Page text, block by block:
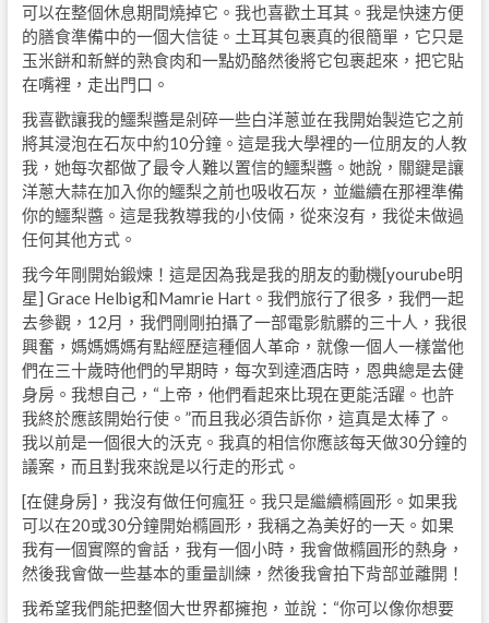
可以在整個休息期間燒掉它。我也喜歡土耳其。我是快速方便
的膳食準備中的一個大信徒。土耳其包裹真的很簡單，它只是
玉米餅和新鮮的熟食肉和一點奶酪然後將它包裹起來，把它貼
在嘴裡，走出門口。
我喜歡讓我的鱷梨醬是剁碎一些白洋蔥並在我開始製造它之前
將其浸泡在石灰中約10分鐘。這是我大學裡的一位朋友的人教
我，她每次都做了最令人難以置信的鱷梨醬。她說，關鍵是讓
洋蔥大蒜在加入你的鱷梨之前也吸收石灰，並繼續在那裡準備
你的鱷梨醬。這是我教導我的小伎倆，從來沒有，我從未做過
任何其他方式。
我今年剛開始鍛煉！這是因為我是我的朋友的動機[yourube明
星] Grace Helbig和Mamrie Hart。我們旅行了很多，我們一起
去參觀，12月，我們剛剛拍攝了一部電影骯髒的三十人，我很
興奮，媽媽媽媽有點經歷這種個人革命，就像一個人一樣當他
們在三十歲時他們的早期時，每次到達酒店時，恩典總是去健
身房。我想自己，“上帝，他們看起來比現在更能活躍。也許
我終於應該開始行使。”而且我必須告訴你，這真是太棒了。
我以前是一個很大的沃克。我真的相信你應該每天做30分鐘的
議案，而且對我來說是以行走的形式。
[在健身房]，我沒有做任何瘋狂。我只是繼續橢圓形。如果我
可以在20或30分鐘開始橢圓形，我稱之為美好的一天。如果
我有一個實際的會話，我有一個小時，我會做橢圓形的熱身，
然後我會做一些基本的重量訓練，然後我會拍下背部並離開！
我希望我們能把整個大世界都擁抱，並說：“你可以像你想要